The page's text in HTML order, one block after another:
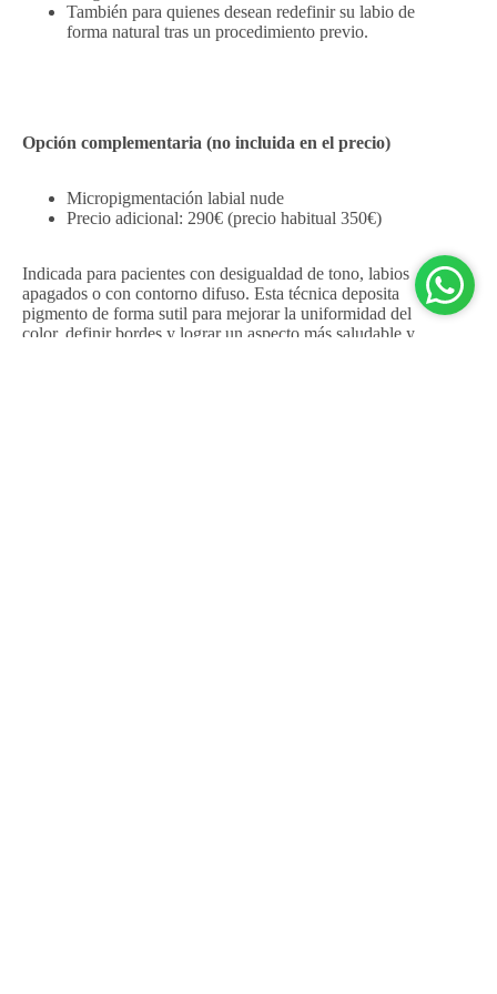
También para quienes desean redefinir su labio de
forma natural tras un procedimiento previo.
Opción complementaria (no incluida en el precio)
Micropigmentación labial nude
Precio adicional: 290€ (precio habitual 350€)
Indicada para pacientes con desigualdad de tono, labios
apagados o con contorno difuso. Esta técnica deposita
pigmento de forma sutil para mejorar la uniformidad del
color, definir bordes y lograr un aspecto más saludable y